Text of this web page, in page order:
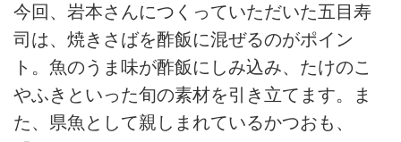
今回、岩本さんにつくっていただいた五目寿
司は、焼きさばを酢飯に混ぜるのがポイン
ト。魚のうま味が酢飯にしみ込み、たけのこ
やふきといった旬の素材を引き立てます。ま
た、県魚として親しまれているかつおも、